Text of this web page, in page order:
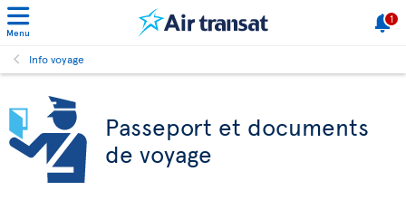
Menu
1
Info voyage
Passeport et documents
de voyage